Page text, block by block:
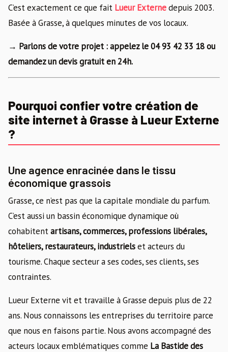
C’est exactement ce que fait Lueur Externedepuis 2003.
Basée à Grasse, à quelques minutes de vos locaux.
→ Parlons de votre projet : appelez le 04 93 42 33 18 ou
demandez un devis gratuit en 24h.
Pourquoi confier votre création de
site internet à Grasse à Lueur Externe
?
Une agence enracinée dans le tissu
économique grassois
Grasse, ce n’est pas que la capitale mondiale du parfum.
C’est aussi un bassin économique dynamique où
cohabitentartisans, commerces, professions libérales,
hôteliers, restaurateurs, industrielset acteurs du
tourisme. Chaque secteur a ses codes, ses clients, ses
contraintes.
Lueur Externe vit et travaille à Grasse depuis plus de 22
ans. Nous connaissons les entreprises du territoire parce
que nous en faisons partie. Nous avons accompagné des
acteurs locaux emblématiques comme La Bastide des